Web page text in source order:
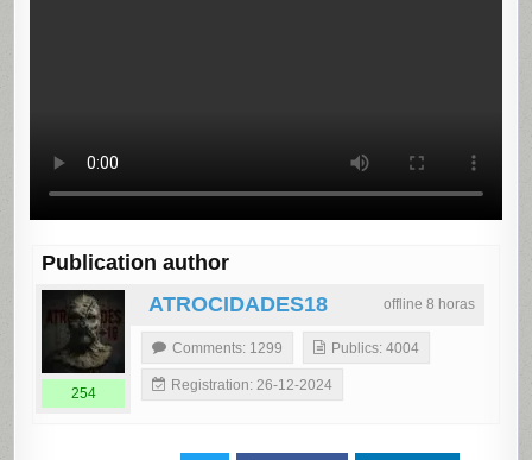
Publication author
offline 8 horas
ATROCIDADES18
254
Comments: 1299 Publics: 4004
Registration: 26-12-2024